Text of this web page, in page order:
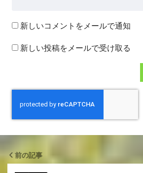
新しいコメントをメールで通知
新しい投稿をメールで受け取る
前の記事